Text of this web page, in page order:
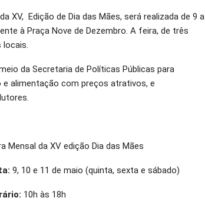
XV, Edição de Dia das Mães, será realizada de 9 a
à Praça Nove de Dezembro. A feira, de três
locais.
da Secretaria de Políticas Públicas para
alimentação com preços atrativos, e
Mensal da XV edição Dia das Mães
9, 10 e 11 de maio (quinta, sexta e sábado)
10h às 18h